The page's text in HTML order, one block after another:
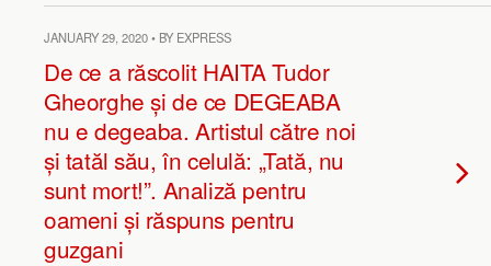
JANUARY 29, 2020 • BY EXPRESS
De ce a răscolit HAITA Tudor
Gheorghe și de ce DEGEABA
nu e degeaba. Artistul către noi
și tatăl său, în celulă: „Tată, nu
sunt mort!”. Analiză pentru
oameni și răspuns pentru
guzgani